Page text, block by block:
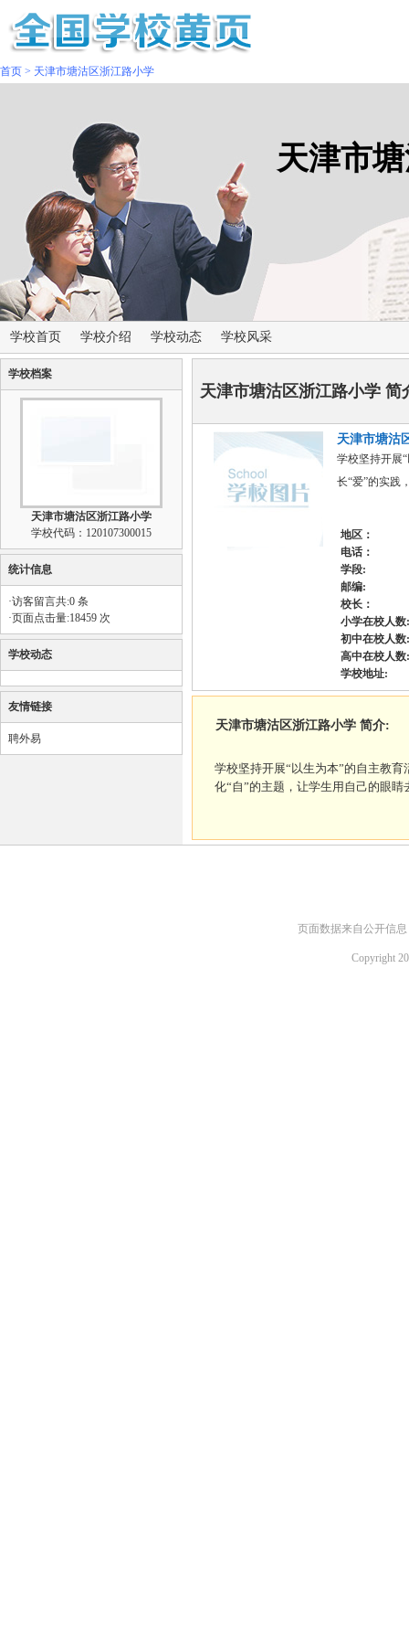
首页 > 天津市塘沽区浙江路小学
天津市
学校首页 学校介绍 学校动态 学校风采
学校档案
天津市塘沽区浙江路小学
学校代码：120107300015
统计信息
·访客留言共:0 条
·页面点击量:18459 次
学校动态
友情链接
聘外易
天津市塘沽区浙江路小学 简
天津市塘沽
学校坚持开展
长“爱”的实践
地区：
电话：
学段:
邮编:
校长：
小学在校人数:
初中在校人数:
高中在校人数:
学校地址:
天津市塘沽区浙江路小学 简介:
学校坚持开展“以生为本”的自主教
化“自”的主题，让学生用自己的眼
页面数据来自公开信
Copyright